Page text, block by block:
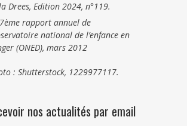
Drees, Edition 2024, n°119.
7ème rapport annuel de
national de l’enfance en
(ONED), mars 2012
: Shutterstock, 1229977117.
nos actualités par email